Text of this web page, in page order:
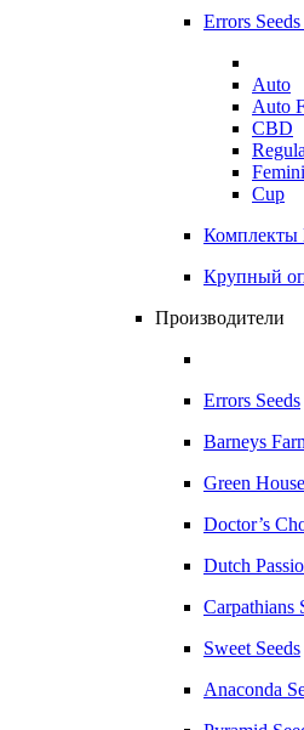
Errors
Auto
Auto
CBD
Cup
Комплекты
Крупный
Производители
Errors Seeds
Barneys
Green
Doctor’s
Dutch
Carpathians
Sweet Seeds
Anaconda